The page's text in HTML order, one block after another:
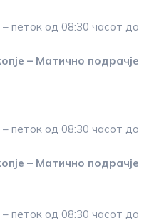
петок од 08:30 часот до
– Матично подрачје
петок од 08:30 часот до
– Матично подрачје
петок од 08:30 часот до